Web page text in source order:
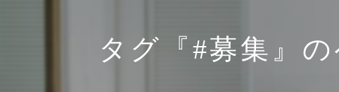
タグ『#募集』